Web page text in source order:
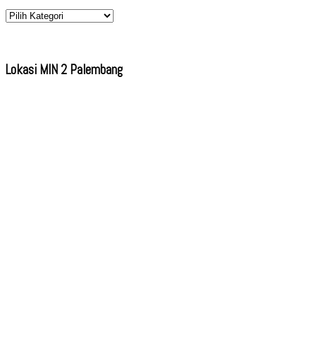
Kategori
Lokasi MIN 2 Palembang